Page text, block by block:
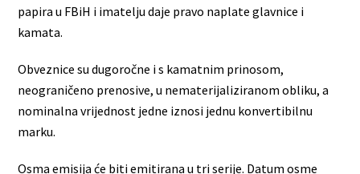
papira u FBiH i imatelju daje pravo naplate glavnice i
kamata.
Obveznice su dugoročne i s kamatnim prinosom,
neograničeno prenosive, u nematerijaliziranom obliku, a
nominalna vrijednost jedne iznosi jednu konvertibilnu
marku.
Osma emisija će biti emitirana u tri serije. Datum osme